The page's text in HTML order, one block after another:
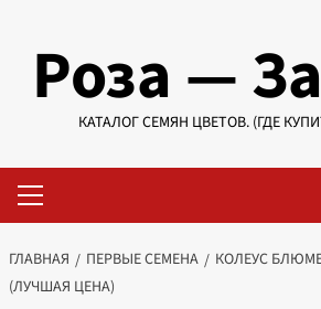
содержимому
Роза —
КАТАЛОГ СЕМЯН ЦВЕТОВ. (ГДЕ
меню
ГЛАВНАЯ ПЕРВЫЕ СЕМЕНА
КОЛЕУС БЛЮМЕ
(ЛУЧШАЯ ЦЕНА)